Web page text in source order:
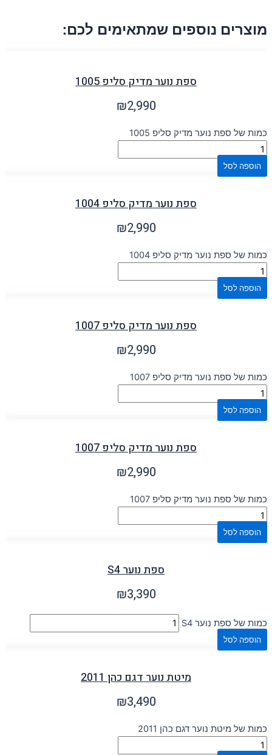
מוצרים נוספים שמתאימים לכם:
ספת נוער מדיק סליפ 1005
₪2,990
כמות של ספת נוער מדיק סליפ 1005
הוספה לסל
ספת נוער מדיק סליפ 1004
₪2,990
כמות של ספת נוער מדיק סליפ 1004
הוספה לסל
ספת נוער מדיק סליפ 1007
₪2,990
כמות של ספת נוער מדיק סליפ 1007
הוספה לסל
ספת נוער מדיק סליפ 1007
₪2,990
כמות של ספת נוער מדיק סליפ 1007
הוספה לסל
ספת נוער S4
₪3,390
כמות של ספת נוער S4
הוספה לסל
מיטת נוער דגם כהן 2011
₪3,490
כמות של מיטת נוער דגם כהן 2011